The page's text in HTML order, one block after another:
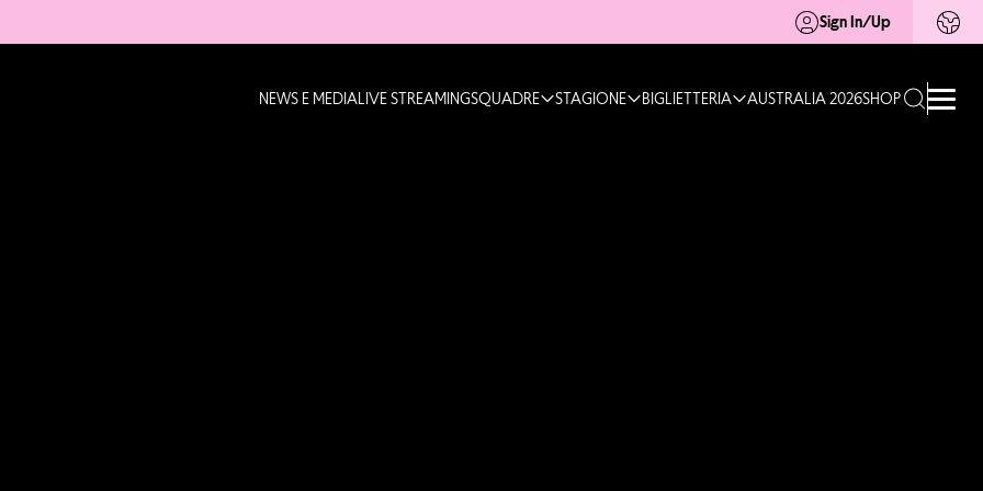
Sign In/Up
NEWS E MEDIALIVE STREAMINGSQUADRE STAGIONE BIGLIETTERIA AUSTRALIA 2026SHOP